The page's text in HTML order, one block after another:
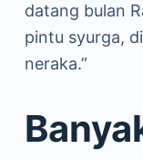
datang bulan
pintu syurga,
neraka.”